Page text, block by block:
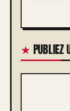
PUBLIEZ
COMMENTAIRE